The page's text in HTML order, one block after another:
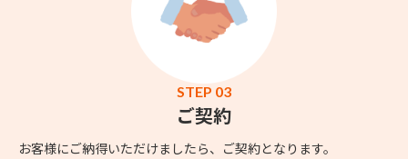
STEP 03
ご契約
お客様にご納得いただけましたら、ご契約となります。